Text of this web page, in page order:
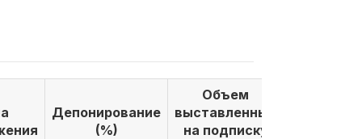
Депонирование
(%)
Объем
выставленных
на подписку